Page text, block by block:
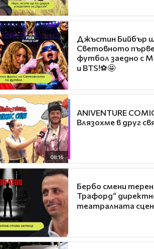
Джъстин Бийбър
Световното
футбол заедно с
и BTS!⚽🤩
08:16
ANIVENTURE
Влязохме в друг
Бербо смени
Трафорд“
театралната